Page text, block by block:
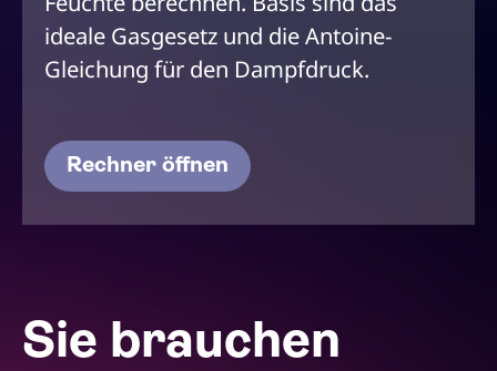
ideale Gasgesetz und die Antoine-
Gleichung für den Dampfdruck.
Rechner öffnen
Sie brauchen